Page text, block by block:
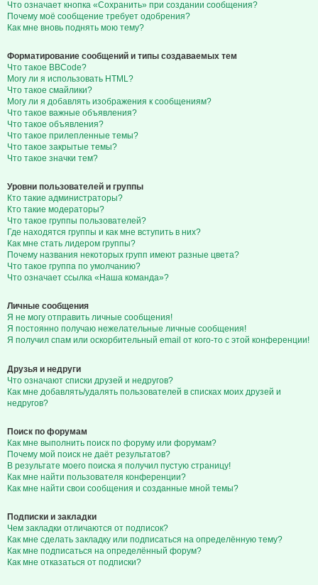
Что означает кнопка «Сохранить» при создании сообщения?
Почему моё сообщение требует одобрения?
Как мне вновь поднять мою тему?
Форматирование сообщений и типы создаваемых тем
Что такое BBCode?
Могу ли я использовать HTML?
Что такое смайлики?
Могу ли я добавлять изображения к сообщениям?
Что такое важные объявления?
Что такое объявления?
Что такое прилепленные темы?
Что такое закрытые темы?
Что такое значки тем?
Уровни пользователей и группы
Кто такие администраторы?
Кто такие модераторы?
Что такое группы пользователей?
Где находятся группы и как мне вступить в них?
Как мне стать лидером группы?
Почему названия некоторых групп имеют разные цвета?
Что такое группа по умолчанию?
Что означает ссылка «Наша команда»?
Личные сообщения
Я не могу отправить личные сообщения!
Я постоянно получаю нежелательные личные сообщения!
Я получил спам или оскорбительный email от кого-то с этой конференции!
Друзья и недруги
Что означают списки друзей и недругов?
Как мне добавлять/удалять пользователей в списках моих друзей и
недругов?
Поиск по форумам
Как мне выполнить поиск по форуму или форумам?
Почему мой поиск не даёт результатов?
В результате моего поиска я получил пустую страницу!
Как мне найти пользователя конференции?
Как мне найти свои сообщения и созданные мной темы?
Подписки и закладки
Чем закладки отличаются от подписок?
Как мне сделать закладку или подписаться на определённую тему?
Как мне подписаться на определённый форум?
Как мне отказаться от подписки?